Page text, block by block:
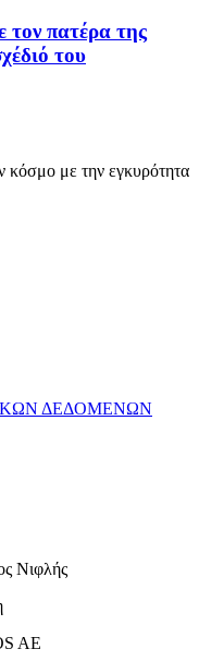
τον πατέρα της
του
κόσμο με την εγκυρότητα
ΔΕΔΟΜΕΝΩΝ
Νιφλής
AE